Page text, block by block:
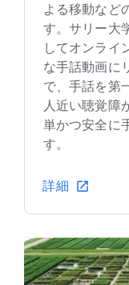
よる移動など
す。サリー大
してオンライ
な手話動画に
で、手話を第
人近い聴覚障
単かつ安全に
す。
詳細